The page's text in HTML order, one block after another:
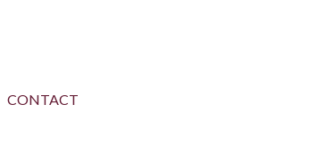
CONTACT